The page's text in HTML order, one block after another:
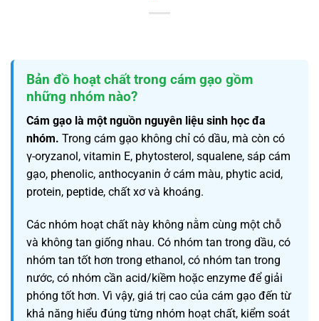
Bản đồ hoạt chất trong cám gạo gồm
những nhóm nào?
Cám gạo là một nguồn nguyên liệu sinh học đa
nhóm. Trong cám gạo không chỉ có dầu, mà còn có
γ-oryzanol, vitamin E, phytosterol, squalene, sáp cám
gạo, phenolic, anthocyanin ở cám màu, phytic acid,
protein, peptide, chất xơ và khoáng.
Các nhóm hoạt chất này không nằm cùng một chỗ
và không tan giống nhau. Có nhóm tan trong dầu, có
nhóm tan tốt hơn trong ethanol, có nhóm tan trong
nước, có nhóm cần acid/kiềm hoặc enzyme để giải
phóng tốt hơn. Vì vậy, giá trị cao của cám gạo đến từ
khả năng hiểu đúng từng nhóm hoạt chất, kiểm soát